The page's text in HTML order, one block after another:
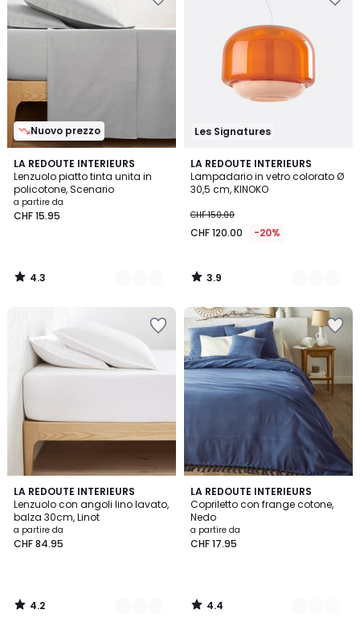
Nuovo prezzo
LA REDOUTE INTERIEURS
Lenzuolo piatto tinta unita in
policotone, Scenario
a partire da
CHF 15.95
4.3
/ 5
16
Colori
4.3
/
Les Signatures
LA REDOUTE INTERIEURS
Lampadario in vetro colorato Ø
30,5 cm, KINOKO
CHF 150.00
CHF 120.00 -20%
3.9
/ 5
6
Colori
3.9
/
LA REDOUTE INTERIEURS
Lenzuolo con angoli lino lavato,
balza 30cm, Linot
a partire da
CHF 84.95
4.2
/ 5
21
Colori
4.2
/
LA REDOUTE INTERIEURS
Copriletto con frange cotone,
Nedo
a partire da
CHF 17.95
4.4
/ 5
12
Colori
4.4
/